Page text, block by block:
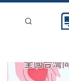
新聞稿分類